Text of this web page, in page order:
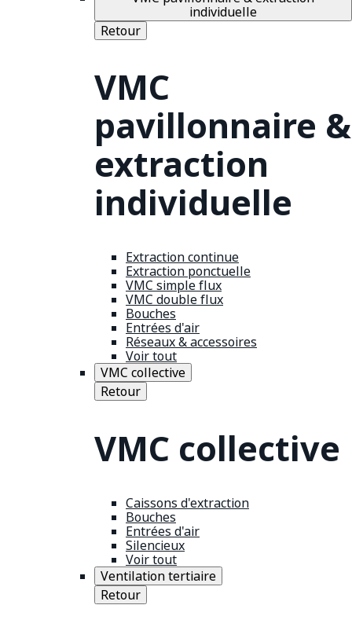
individuelle
Retour
VMC
pavillonnaire &
extraction
individuelle
Extraction continue
Extraction ponctuelle
VMC simple flux
VMC double flux
Bouches
Entrées d'air
Réseaux & accessoires
Voir tout
VMC collective
Retour
VMC collective
Caissons d'extraction
Bouches
Entrées d'air
Silencieux
Voir tout
Ventilation tertiaire
Retour